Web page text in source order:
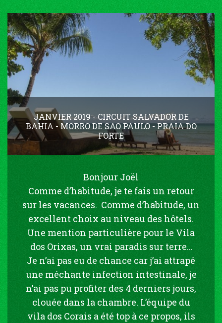
JANVIER 2019 - CIRCUIT SALVADOR DE
BAHIA - MORRO DE SAO PAULO - PRAIA DO
FORTE
Bonjour Joël
Comme d’habitude, je te fais un retour
sur les vacances. Comme d’habitude, un
excellent choix au niveau des hôtels.
Une mention particulière pour le Vila
dos Orixas, un vrai paradis sur terre…
Je n’ai pas eu de chance car j’ai attrapé
une méchante infection intestinale, je
n’ai pas pu profiter des 4 derniers jours,
clouée dans la chambre. L’équipe du
vila dos Corais a été top à ce propos, ils